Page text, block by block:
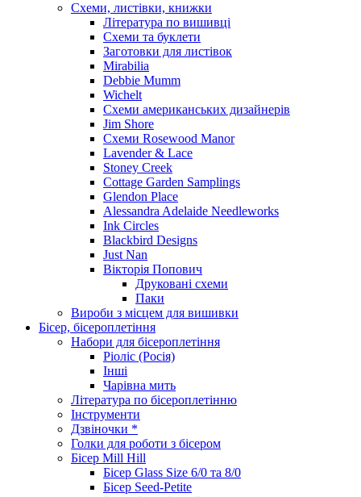
Схеми, листівки, книжки
Література по вишивці
Схеми та буклети
Заготовки для листівок
Mirabilia
Debbie Mumm
Wichelt
Схеми американських дизайнерів
Jim Shore
Cхеми Rosewood Manor
Lavender & Lace
Stoney Creek
Cottage Garden Samplings
Glendon Place
Alessandra Adelaide Needleworks
Ink Circles
Blackbird Designs
Just Nan
Вікторія Попович
Друковані схеми
Паки
Вироби з місцем для вишивки
Бісер, бісероплетіння
Набори для бісероплетіння
Ріоліс (Росія)
Інші
Чарівна мить
Література по бісероплетінню
Інструменти
Дзвіночки *
Голки для роботи з бісером
Бісер Mill Hill
Бісер Glass Size 6/0 та 8/0
Бісер Seed-Petite